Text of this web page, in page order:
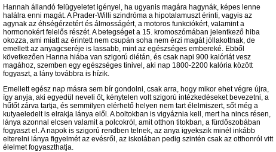
Hannah állandó felügyeletet igényel, ha ugyanis magára hagynák, képes lenne
halálra enni magát. A Prader-Willi szindróma a hipotalamuszt érinti, vagyis az
agynak az éhségérzetért és álmosságért, a motoros funkciókért, valamint a
hormonokért felelős részét. A betegséget a 15. kromoszómában jelentkező hiba
okozza, ami miatt az érintett nem csupán soha nem érzi magát jóllakottnak, de
emellett az anyagcseréje is lassabb, mint az egészséges embereké. Ebből
következően Hanna hiába van szigorú diétán, és csak napi 900 kalóriát vesz
magához, szemben egy egészséges tinivel, aki nap 1800-2200 kalória között
fogyaszt, a lány továbbra is hízik.
Emellett egész nap másra sem bír gondolni, csak arra, hogy mikor ehet végre újra,
így anyja, aki egyedül neveli őt, kénytelen volt szigorú intézkedéseket bevezetni, a
hűtőt zárva tartja, és semmilyen elérhető helyen nem tart élelmiszert, sőt még a
kutyaeledelt is elrakja lánya elől. A boltokban is vigyáznia kell, mert ha nincs résen,
lánya azonnal elcsen valamit a polcokról, amit otthon titokban, a fürdőszobában
fogyaszt el. A napok is szigorú rendben telnek, az anya igyekszik minél inkább
elterelni lánya figyelmét az evésről, az iskolában pedig szintén csak az otthonról vitt
élelmet fogyaszthatja.